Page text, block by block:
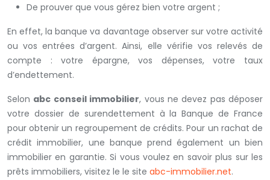
De prouver que vous gérez bien votre argent ;
En effet, la banque va davantage observer sur votre activité
ou vos entrées d’argent. Ainsi, elle vérifie vos relevés de
compte : votre épargne, vos dépenses, votre taux
d’endettement.
Selon abc conseil immobilier, vous ne devez pas déposer
votre dossier de surendettement à la Banque de France
pour obtenir un regroupement de crédits. Pour un rachat de
crédit immobilier, une banque prend également un bien
immobilier en garantie. Si vous voulez en savoir plus sur les
prêts immobiliers, visitez le le site abc-immobilier.net.